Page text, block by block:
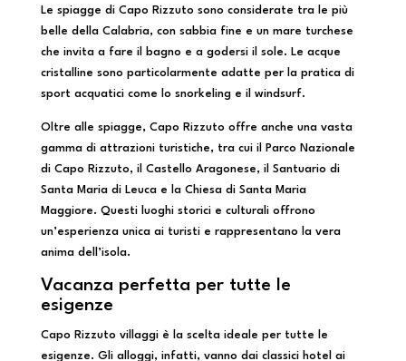
Le spiagge di Capo Rizzuto sono considerate tra le più
belle della Calabria, con sabbia fine e un mare turchese
che invita a fare il bagno e a godersi il sole. Le acque
cristalline sono particolarmente adatte per la pratica di
sport acquatici come lo snorkeling e il windsurf.
Oltre alle spiagge, Capo Rizzuto offre anche una vasta
gamma di attrazioni turistiche, tra cui il Parco Nazionale
di Capo Rizzuto, il Castello Aragonese, il Santuario di
Santa Maria di Leuca e la Chiesa di Santa Maria
Maggiore. Questi luoghi storici e culturali offrono
un’esperienza unica ai turisti e rappresentano la vera
anima dell’isola.
Vacanza perfetta per tutte le
esigenze
Capo Rizzuto villaggi è la scelta ideale per tutte le
esigenze. Gli alloggi, infatti, vanno dai classici hotel ai